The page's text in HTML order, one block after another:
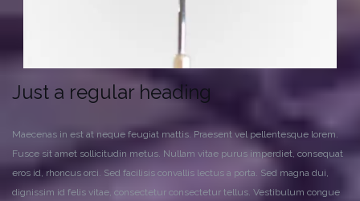
Just a regular heading
Maecenas in est at neque feugiat mattis. Praesent vel pellentesque lorem.
Fusce sit amet sollicitudin metus. Nullam vitae purus imperdiet, consequat
eros id, rhoncus orci. Sed facilisis convallis lectus a porta. Sed magna dui,
dignissim id felis vitae, consectetur consectetur tellus. Vestibulum congue